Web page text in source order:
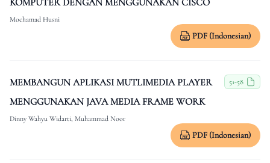
Mochamad Husni
PDF (Indonesian)
MEMBANGUN APLIKASI MUTLIMEDIA PLAYER
MENGGUNAKAN JAVA MEDIA FRAME WORK
51-58
Dinny Wahyu Widarti, Muhammad Noor
PDF (Indonesian)